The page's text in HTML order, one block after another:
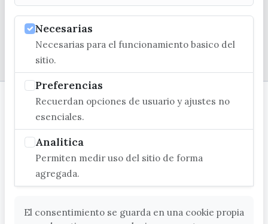
Necesarias
Necesarias para el funcionamiento basico del
sitio.
Preferencias
Recuerdan opciones de usuario y ajustes no
esenciales.
Analitica
Permiten medir uso del sitio de forma
agregada.
El consentimiento se guarda en una cookie propia